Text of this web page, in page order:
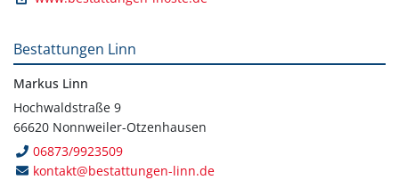
Bestattungen Linn
Markus Linn
Hochwaldstraße 9
66620 Nonnweiler-Otzenhausen
06873/9923509
kontakt@bestattungen-linn.de